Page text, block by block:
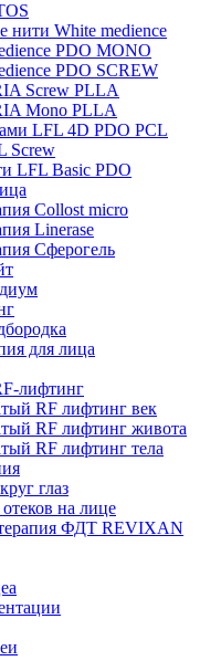
нити White medience
PDO MONO
PDO SCREW
Screw PLLA
Mono PLLA
LFL 4D PDO PCL
Screw
LFL Basic PDO
Collost micro
Linerase
Сферогель
для лица
лифтинг
RF лифтинг век
RF лифтинг живота
RF лифтинг тела
глаз
на лице
ФДТ REVIXAN